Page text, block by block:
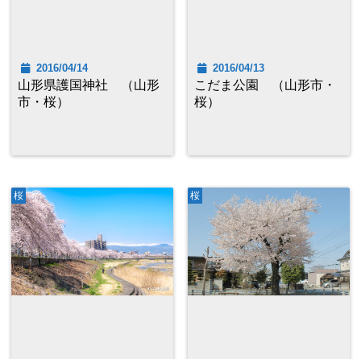
2016/04/14
山形県護国神社 （山形
市・桜）
2016/04/13
こだま公園 （山形市・
桜）
桜 桜